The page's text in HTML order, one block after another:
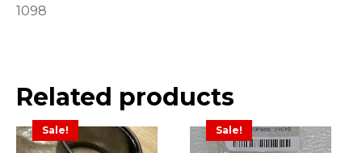
1098
Related products
Sale! Sale!